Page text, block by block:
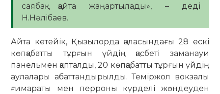
саябақ қайта жаңартылады», – деді
Н.Нәлібаев.
Айта кетейік, Қызылорда қаласындағы 28 ескі
көпқабатты тұрғын үйдің қасбеті заманауи
панельмен қапталды, 20 көпқабатты тұрғын үйдің
аулалары абаттандырылды. Теміржол вокзалы
ғимараты мен перроны күрделі жөндеуден